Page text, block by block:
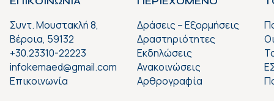
Συντ. Μουστακλή 8,
Βέροια, 59132
+30.23310-22223
infokemaed@gmail.com
Επικοινωνία
Δράσεις – Εξορμήσεις
Δραστηριότητες
Εκδηλώσεις
Ανακοινώσεις
Αρθρογραφία